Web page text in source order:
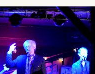
A NUESTRO BOLETÍN